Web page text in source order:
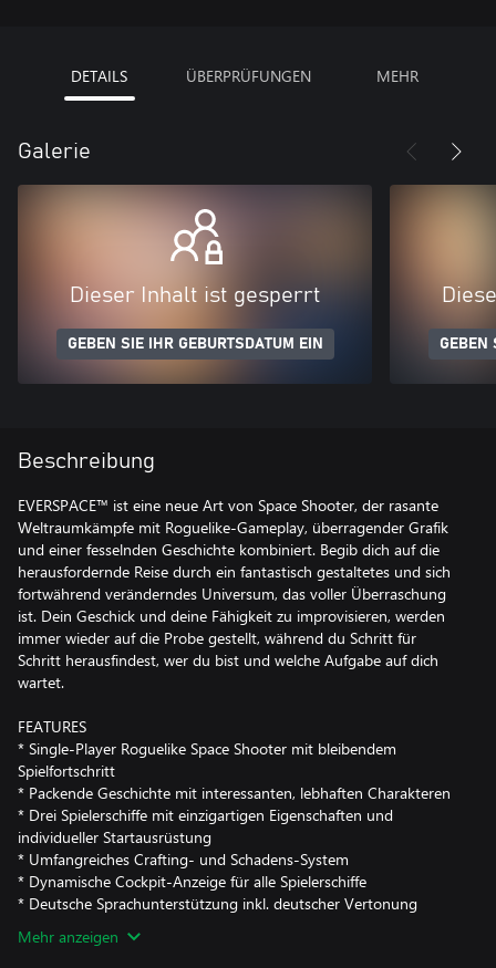
DETAILS ÜBERPRÜFUNGEN MEHR
Galerie
Dieser Inhalt ist gesperrt
GEBEN SIE IHR GEBURTSDATUM EIN GEBEN
Beschreibung
EVERSPACE™ ist eine neue Art von Space Shooter, der rasante
Weltraumkämpfe mit Roguelike-Gameplay, überragender Grafik
und einer fesselnden Geschichte kombiniert. Begib dich auf die
herausfordernde Reise durch ein fantastisch gestaltetes und sich
fortwährend veränderndes Universum, das voller Überraschung
ist. Dein Geschick und deine Fähigkeit zu improvisieren, werden
immer wieder auf die Probe gestellt, während du Schritt für
Schritt herausfindest, wer du bist und welche Aufgabe auf dich
wartet.
FEATURES
* Single-Player Roguelike Space Shooter mit bleibendem
Spielfortschritt
* Packende Geschichte mit interessanten, lebhaften Charakteren
* Drei Spielerschiffe mit einzigartigen Eigenschaften und
individueller Startausrüstung
* Umfangreiches Crafting- und Schadens-System
* Dynamische Cockpit-Anzeige für alle Spielerschiffe
* Deutsche Sprachunterstützung inkl. deutscher Vertonung
Mehr anzeigen